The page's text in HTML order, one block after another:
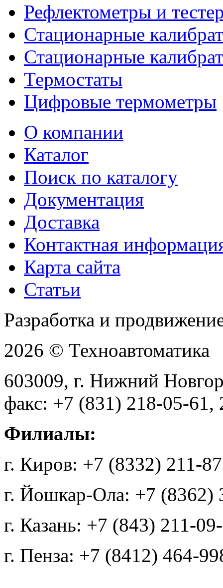
Рефлектометры и
Стационарные
Стационарные
Термостаты
Цифровые термометры
О компании
Каталог
Поиск по каталогу
Документация
Доставка
Контактная
Карта сайта
Статьи
Разработка и
2026 © Техноавтоматика
603009, г. Нижний
факс: +7 (831) 218-05-61,
Филиалы:
г. Киров: +7 (8332) 211-
г. Йошкар-Ола: +7 (8362)
г. Казань: +7 (843) 211-
г. Пенза: +7 (8412) 464-